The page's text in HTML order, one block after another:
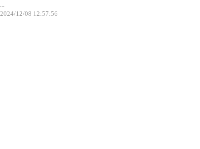
...
2024/12/08 12:57:56